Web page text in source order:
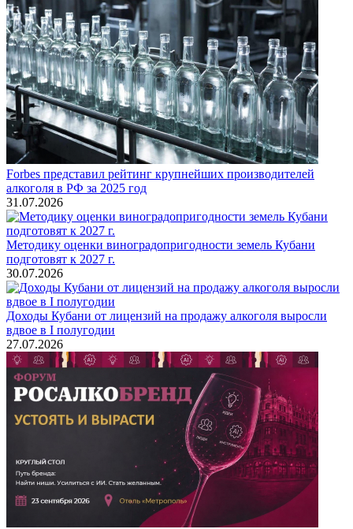
Forbes представил рейтинг крупнейших производителей
алкоголя в РФ за 2025 год
31.07.2026
Методику оценки виноградопригодности земель Кубани
подготовят к 2027 г.
30.07.2026
Доходы Кубани от лицензий на продажу алкоголя выросли
вдвое в I полугодии
27.07.2026